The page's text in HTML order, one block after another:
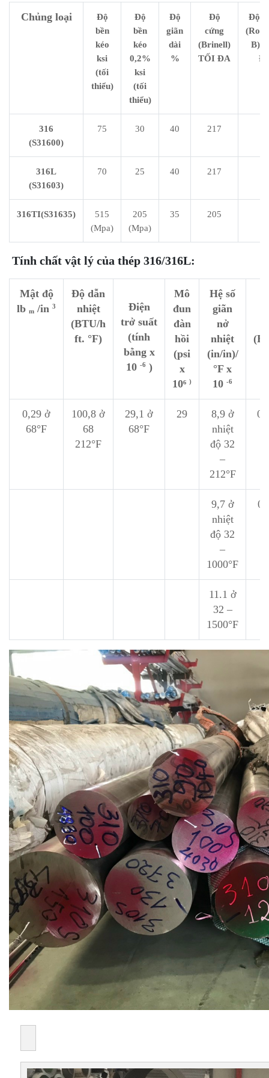
Chủng loại
Độ
bền
kéo
ksi
(tối
thiểu)
Độ
bền
kéo
0,2%
ksi
(tối
thiểu)
Độ
giãn
dài
%
Độ
cứng
(Brinell)
TỐI ĐA
Độ
B)
316
(S31600)
75 30 40 217
316L
(S31603)
70 25 40 217
316TI(S31635)
515
(Mpa)
205
(Mpa)
35 205
Tính chất vật lý của thép 316/316L:
Mật độ
lb m /in 3
Độ dẫn
nhiệt
(BTU/h
ft. °F)
Điện
trở suất
(tính
bằng x
10 -6 )
Mô
đun
đàn
hồi
(psi
x
10⁶ )
Hệ số
giãn
nở
nhiệt
(in/in)/
°F x
10 -6
0,29 ở
68°F
100,8 ở
68
212°F
29,1 ở
68°F
29
8,9 ở
nhiệt
độ 32
–
212°F
9,7 ở
nhiệt
độ 32
–
1000°F
11.1 ở
32 –
1500°F